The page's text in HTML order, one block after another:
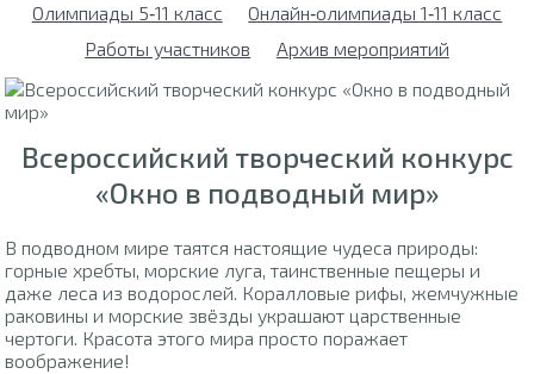
Олимпиады 5‑11 класс
Онлайн‑олимпиады 1‑11 класс
Работы участников
Архив мероприятий
Всероссийский творческий конкурс
«Окно в подводный мир»
В подводном мире таятся настоящие чудеса природы:
горные хребты, морские луга, таинственные пещеры и
даже леса из водорослей. Коралловые рифы, жемчужные
раковины и морские звёзды украшают царственные
чертоги. Красота этого мира просто поражает
воображение!